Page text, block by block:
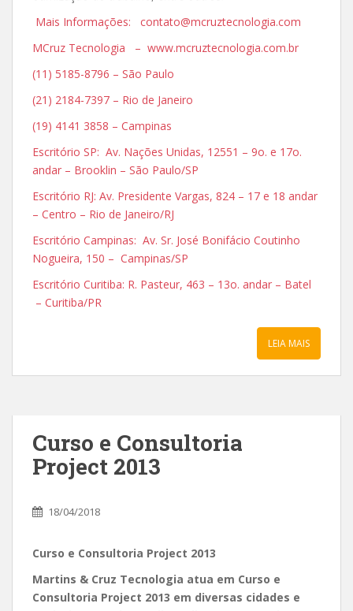
Mais Informações: contato@mcruztecnologia.com
MCruz Tecnologia – www.mcruztecnologia.com.br
(11) 5185-8796 – São Paulo
(21) 2184-7397 – Rio de Janeiro
(19) 4141 3858 – Campinas
Escritório SP: Av. Nações Unidas, 12551 – 9o. e 17o.
andar – Brooklin – São Paulo/SP
Escritório RJ: Av. Presidente Vargas, 824 – 17 e 18 andar
– Centro – Rio de Janeiro/RJ
Escritório Campinas: Av. Sr. José Bonifácio Coutinho
Nogueira, 150 – Campinas/SP
Escritório Curitiba: R. Pasteur, 463 – 13o. andar – Batel
– Curitiba/PR
LEIA MAIS
Curso e Consultoria
Project 2013
18/04/2018
Curso e Consultoria Project 2013
Martins & Cruz Tecnologia atua em Curso e
Consultoria Project 2013 em diversas cidades e